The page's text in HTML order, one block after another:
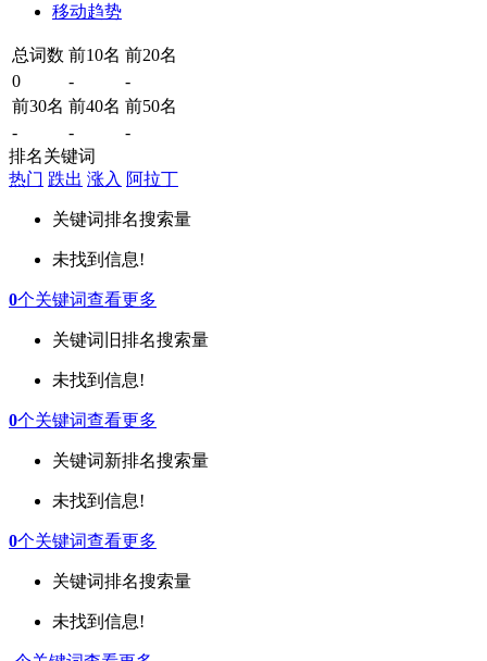
移动趋势
总词数 前10名 前20名
0
-
-
前30名 前40名 前50名
-
-
-
排名关键词
热门 跌出 涨入 阿拉丁
关键词排名搜索量
未找到信息!
0个关键词查看更多
关键词 旧排名搜索量
未找到信息!
0个关键词查看更多
关键词新排名搜索量
未找到信息!
0个关键词查看更多
关键词排名搜索量
未找到信息!